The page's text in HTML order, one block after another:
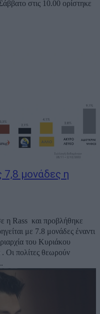
στις 10.00 ορίστηκε
7,8 μονάδες η
η Rass και προβλήθηκε
με 7.8 μονάδες έναντι
του Κυριάκου